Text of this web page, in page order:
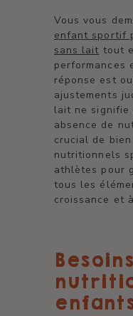
Vous vous
enfant sportif
sans lait tout
performances
réponse est
ajustements
lait ne signifie
absence de
crucial de
nutritionnels
athlètes pour
tous les
croissance et
Besoins